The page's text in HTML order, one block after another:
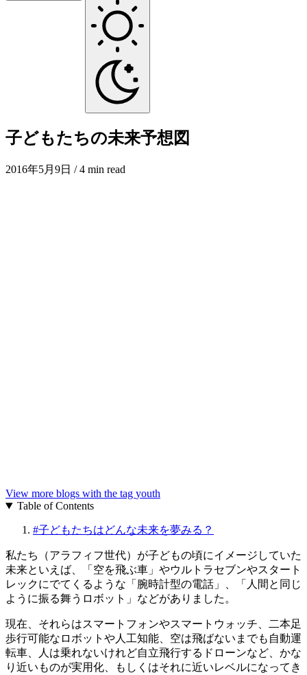
子どもたちの未来予想図
2016年5月9日 / 4 min read
View more blogs with the tag youth
Table of Contents
#子どもたちはどんな未来を夢みる？
私たち（アラフィフ世代）が子どもの頃にイメージしていた
未来といえば、「空を飛ぶ車」やウルトラセブンやスタート
レックにでてくるような「腕時計型の電話」、「人間と同じ
ように振る舞うロボット」などがありました。
現在、それらはスマートフォンやスマートウォッチ、二本足
歩行可能なロボットや人工知能、空は飛ばないまでも自動運
転車、人は乗れないけれど自立飛行するドローンなど、かな
り近いものが実用化、もしくはそれに近いレベルになってき